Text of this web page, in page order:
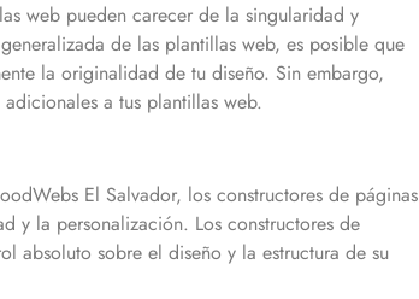
web pueden carecer de la singularidad y
de las plantillas web, es posible que
la originalidad de tu diseño. Sin embargo,
a tus plantillas web.
El Salvador, los constructores de páginas
y la personalización. Los constructores de
absoluto sobre el diseño y la estructura de su